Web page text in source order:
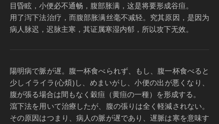
目昏眩，小便必不通畅，腹部胀满，这是将要形成谷疸。
用了泻下法治疗，而腹部胀满丝毫不减轻。究其原因，是因为
病人脉迟，迟脉主寒，其证属寒湿内郁，所以攻下无效。
陽明病で脈が遅。腹一杯食べられず、もし、腹一杯食べると
少しイライラ(心煩)し、めまいがし、小便の出が悪くなり、
腹が張る場合は間もなく穀疸（黄疸の一種）を形成する。
瀉下法を用いて治療したが、腹の張りは全く軽減されない。
その原因はつまり、病人の脈が遅であり、遅脈は寒を意味す